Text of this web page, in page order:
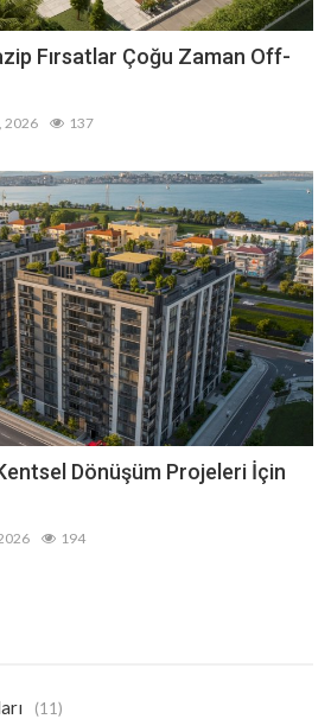
Fırsatlar Çoğu Zaman Off-
2026 137
Dönüşüm Projeleri İçin
194
(11)